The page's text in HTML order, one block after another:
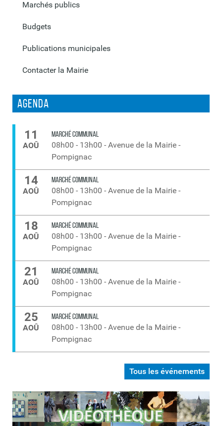
Marchés publics
Budgets
Publications municipales
Contacter la Mairie
Agenda
Tous les événements
11
AOÛ
MARCHÉ COMMUNAL
08h00 - 13h00 - Avenue de la Mairie -
Pompignac
14
AOÛ
MARCHÉ COMMUNAL
08h00 - 13h00 - Avenue de la Mairie -
Pompignac
18
AOÛ
MARCHÉ COMMUNAL
08h00 - 13h00 - Avenue de la Mairie -
Pompignac
21
AOÛ
MARCHÉ COMMUNAL
08h00 - 13h00 - Avenue de la Mairie -
Pompignac
25
AOÛ
MARCHÉ COMMUNAL
08h00 - 13h00 - Avenue de la Mairie -
Pompignac